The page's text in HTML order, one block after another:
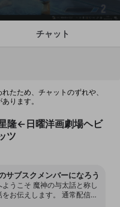
チャット
たため、チャットのずれや、
ります。
隆←日曜洋画劇場ヘビ
ツ
サブスクメンバーになろう
ようこそ 魔神の与太話と称し
お伝えします。 通常配信で